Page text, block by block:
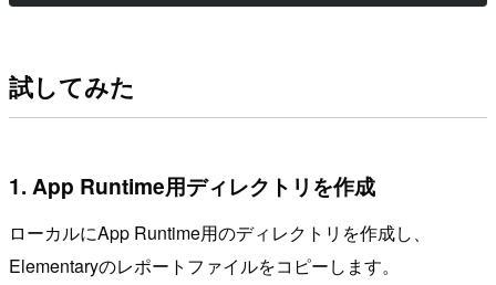
試してみた
1. App Runtime用ディレクトリを作成
ローカルにApp Runtime用のディレクトリを作成し、
Elementaryのレポートファイルをコピーします。